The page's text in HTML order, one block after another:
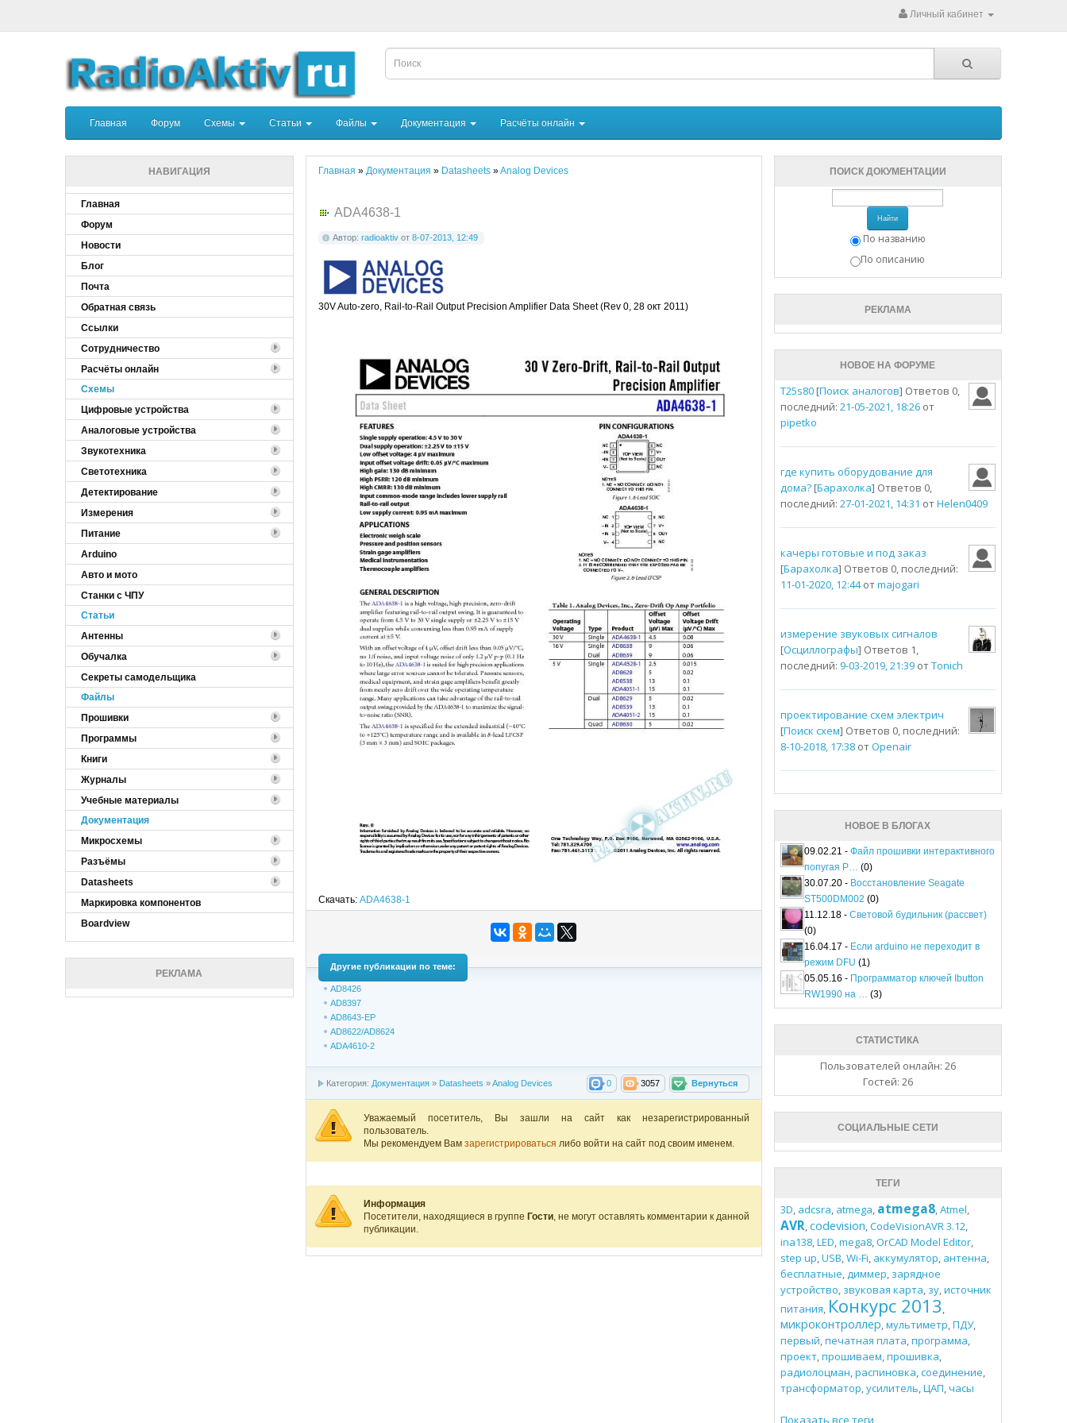
Личный кабинет
Главная Форум Схемы Статьи Файлы Документация Расчёты онлайн
НАВИГАЦИЯ
Главная
Форум
Новости
Блог
Почта
Обратная связь
Ссылки
Сотрудничество
Расчёты онлайн
Cхемы
Цифровые устройства
Аналоговые устройства
Звукотехника
Светотехника
Детектирование
Измерения
Питание
Arduino
Авто и мото
Станки с ЧПУ
Статьи
Антенны
Обучалка
Секреты самодельщика
Файлы
Прошивки
Программы
Книги
Журналы
Учебные материалы
Документация
Микросхемы
Разъёмы
Datasheets
Маркировка компонентов
Boardview
РЕКЛАМА
Главная » Документация » Datasheets»Analog Devices
ADA4638-1
Автор: radioaktivот 8-07-2013, 12:49
30V Auto-zero, Rail-to-Rail Output Precision Amplifier Data Sheet (Rev 0, 28 окт 2011)
Скачать: ADA4638-1
Другие публикации по теме:
AD8426
AD8397
AD8643-EP
AD8622/AD8624
ADA4610-2
Вернуться
3057
0
Категория: Документация» Datasheets »Analog Devices
Уважаемый посетитель, Вы зашли на сайт как незарегистрированный
пользователь.
Мы рекомендуем Вам зарегистрироваться либо войти на сайт под своим именем.
Информация
Посетители, находящиеся в группе Гости, не могут оставлять комментарии к данной
публикации.
ПОИСК ДОКУМЕНТАЦИИ
Найти
По названию
По описанию
РЕКЛАМА
НОВОЕ НА ФОРУМЕ
T25s80[Поиск аналогов] Ответов 0,
последний: 21-05-2021, 18:26от
pipetko
где купить оборудование для
дома?[Барахолка] Ответов 0,
последний: 27-01-2021, 14:31 отHelen0409
качеры готовые и под заказ
[Барахолка] Ответов 0, последний:
11-01-2020, 12:44отmajogari
измерение звуковых сигналов
[Осциллографы] Ответов 1,
последний: 9-03-2019, 21:39отTonich
проектирование схем электрич
[Поиск схем] Ответов 0, последний:
8-10-2018, 17:38отOpenair
НОВОЕ В БЛОГАХ
09.02.21 - Файл прошивки интерактивного
попугая P… (0)
30.07.20 - Восстановление Seagate
ST500DM002 (0)
11.12.18 - Световой будильник (рассвет)
(0)
16.04.17 - Если arduino не переходит в
режим DFU (1)
05.05.16 - Программатор ключей Ibutton
RW1990 на … (3)
СТАТИСТИКА
Пользователей онлайн: 26
Гостей: 26
СОЦИАЛЬНЫЕ СЕТИ
ТЕГИ
3D, adcsra, atmega, atmega8,Atmel,
AVR,codevision,CodeVisionAVR 3.12,
ina138,LED,mega8,OrCAD Model Editor,
step up,USB,Wi-Fi, аккумулятор, антенна,
бесплатные,диммер, зарядное
устройство, звуковая карта, зу,источник
питания, Конкурс 2013,
микроконтроллер,мультиметр,ПДУ,
первый,печатная плата,программа,
проект,прошиваем,прошивка,
радиолоцман,распиновка,соединение,
трансформатор,усилитель,ЦАП,часы